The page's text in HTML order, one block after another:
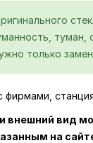
только
фирмами,
внешний вид
на